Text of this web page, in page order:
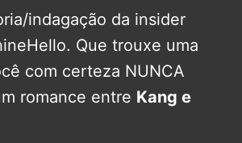
indagação da insider
Que trouxe uma
com certeza NUNCA
romance entre Kang e